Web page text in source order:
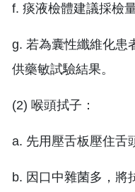
f. 痰液檢體建議採檢
g. 若為囊性纖維化患
供藥敏試驗結果。
(2) 喉頭拭子：
a. 先用壓舌板壓住舌
b. 因口中雜菌多，將